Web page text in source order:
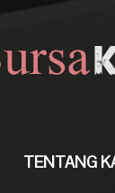
TENTANG